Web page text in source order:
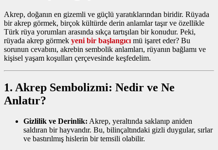
Akrep, doğanın en gizemli ve güçlü yaratıklarından biridir. Rüyada
bir akrep görmek, birçok kültürde derin anlamlar taşır ve özellikle
Türk rüya yorumları arasında sıkça tartışılan bir konudur. Peki,
rüyada akrep görmek yeni bir başlangıcı mü işaret eder? Bu
sorunun cevabını, akrebin sembolik anlamları, rüyanın bağlamı ve
kişisel yaşam koşulları çerçevesinde keşfedelim.
1. Akrep Sembolizmi: Nedir ve Ne
Anlatır?
Gizlilik ve Derinlik: Akrep, yeraltında saklanıp aniden
saldıran bir hayvandır. Bu, bilinçaltındaki gizli duygular, sırlar
ve bastırılmış hislerin bir temsili olabilir.